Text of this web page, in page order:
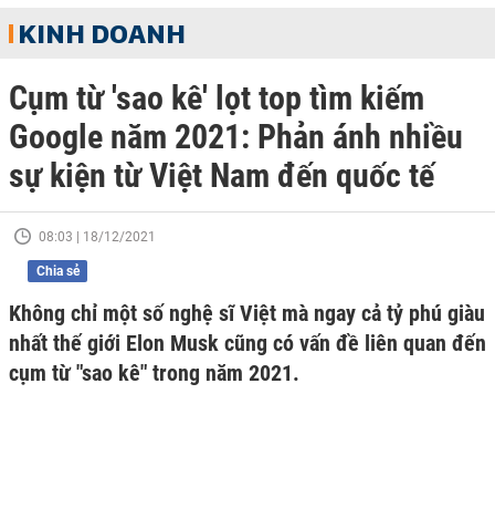
KINH DOANH
Cụm từ 'sao kê' lọt top tìm kiếm
Google năm 2021: Phản ánh nhiều
sự kiện từ Việt Nam đến quốc tế
08:03 | 18/12/2021
Chia sẻ
Không chỉ một số nghệ sĩ Việt mà ngay cả tỷ phú giàu
nhất thế giới Elon Musk cũng có vấn đề liên quan đến
cụm từ "sao kê" trong năm 2021.